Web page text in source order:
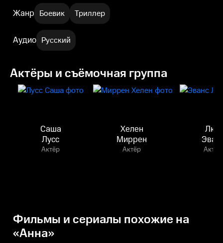
Жанр Боевик Триллер
Аудио Русский
Актёры и съёмочная группа
Саша
Лусс
Актёр
Хелен
Миррен
Актёр
Люк
Актёр
Фильмы и сериалы похожие на
«Анна»